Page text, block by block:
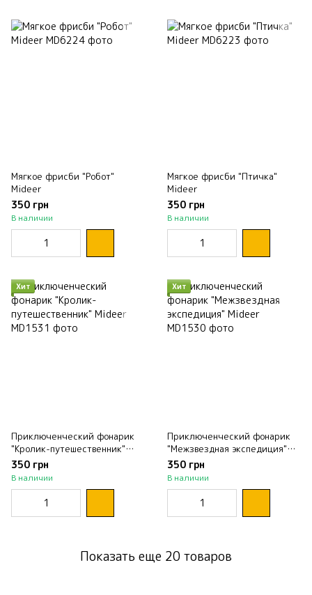
Мягкое фрисби "Робот"
Mideer
350 грн
В наличии
Мягкое фрисби "Птичка"
Mideer
350 грн
В наличии
Хит
Приключенческий фонарик
"Кролик-путешественник"
Mideer
350 грн
В наличии
Хит
Приключенческий фонарик
"Межзвездная экспедиция"
Mideer
350 грн
В наличии
Показать еще 20 товаров